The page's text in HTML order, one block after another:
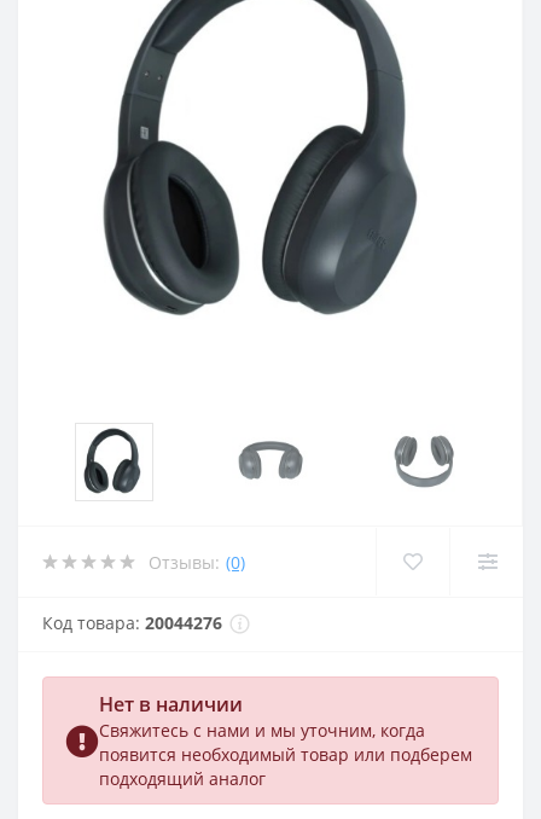
Отзывы: (0)
Код товара: 20044276
Нет в наличии
Свяжитесь с нами и мы уточним, когда
появится необходимый товар или подберем
подходящий аналог